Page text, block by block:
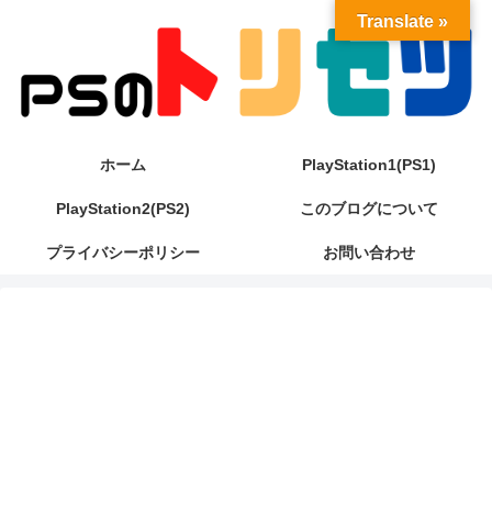
ホーム PlayStation1(PS1)
PlayStation2(PS2) このブログについて
プライバシーポリシー お問い合わせ
Translate »